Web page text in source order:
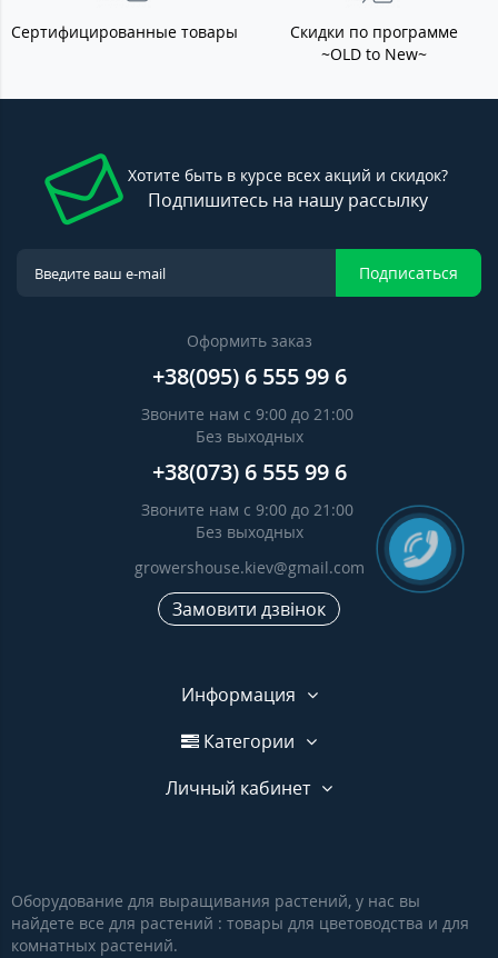
Сертифицированные товары
Скидки по программе
~OLD to New~
Хотите быть в курсе всех акций и скидок?
Подпишитесь на нашу рассылку
Подписаться
Оформить заказ
+38(095) 6 555 99 6
Звоните нам с 9:00 до 21:00
Без выходных
+38(073) 6 555 99 6
Звоните нам с 9:00 до 21:00
Без выходных
growershouse.kiev@gmail.com
Замовити дзвінок
Информация
Категории
Личный кабинет
Оборудование для выращивания растений, у нас вы
найдете все для растений : товары для цветоводства и для
комнатных растений.